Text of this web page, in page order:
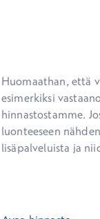
Huomaathan, että
esimerkiksi
hinnastostamme.
luonteeseen
lisäpalveluista ja